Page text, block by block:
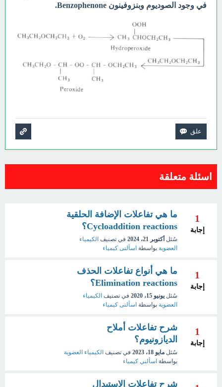
في وجود الصوديوم وبنزوفينون Benzophenone.
اسئلة متعلقة
1
إجابة
ما هي تفاعلات الإضافة الحلقية
Cycloaddition reactions؟
سُئل أكتوبر 21، 2024 في تصنيف الكيمياء
العضوية بواسطة اسألنى كيمياء
1
إجابة
ما هي أنواع تفاعلات الحذف
Elimination reactions؟
سُئل يونيو 15، 2020 في تصنيف الكيمياء
العضوية بواسطة اسألنى كيمياء
1
إجابة
شرح تفاعلات أملاح
الديازونيوم؟
سُئل مايو 18، 2023 في تصنيف الكيمياء العضوية
بواسطة اسألني كيمياء
شرح تفاعلات الاستبدال